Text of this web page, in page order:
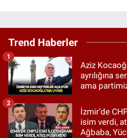
Trend Haberler
Aziz
ayrılığına
ama
1
İzmir’de
isim verdi,
Ağbaba,
2